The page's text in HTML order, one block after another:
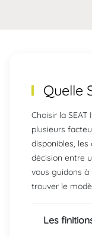
Quelle
Choisir la
plusieurs
disponibles,
décision entre
vous guidons à
trouver le
Les